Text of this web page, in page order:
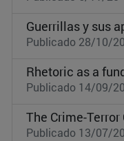
Publicado 28/10/20
Publicado 14/09/20
Publicado 13/07/20